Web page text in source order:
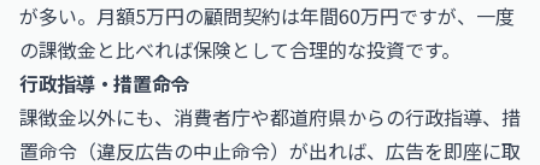
が多い。月額5万円の顧問契約は年間60万円ですが、一度
の課徴金と比べれば保険として合理的な投資です。
行政指導・措置命令
課徴金以外にも、消費者庁や都道府県からの行政指導、措
置命令（違反広告の中止命令）が出れば、広告を即座に取